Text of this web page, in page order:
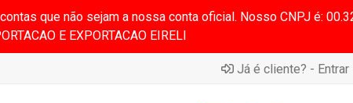
que não sejam a nossa conta oficial. Nosso CNPJ é:
E EXPORTACAO EIRELI
Já é cliente? - Entrar